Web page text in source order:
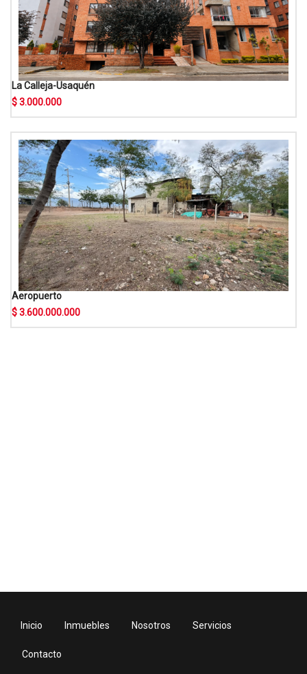
La Calleja-Usaquén
$ 3.000.000
Aeropuerto
$ 3.600.000.000
Inicio Inmuebles Nosotros Servicios
Contacto